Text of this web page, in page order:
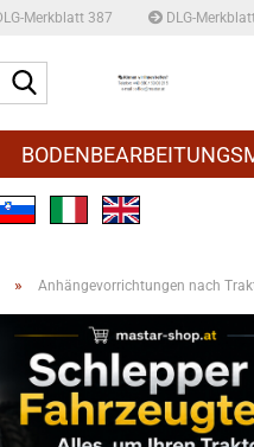
Merkblatt 387 DLG-
» Anhängevorrichtungen nach